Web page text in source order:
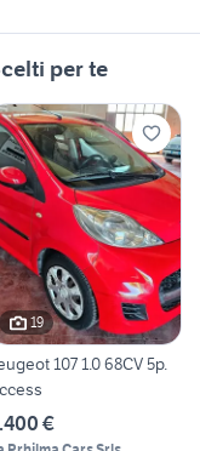
per te
19
107 1.0 68CV 5p.
€